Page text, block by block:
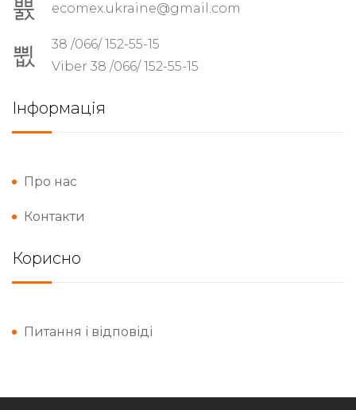
ecomex.ukraine@gmail.com
38 /066/ 152-55-15
Viber 38 /066/ 152-55-15
Інформація
Про нас
Контакти
Корисно
Питання і відповіді